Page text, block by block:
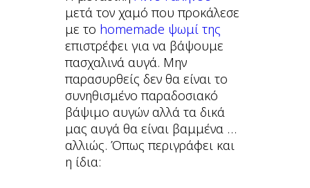
μετά τον χαμό που προκάλεσε
με το homemade ψωμί της
επιστρέφει για να βάψουμε
πασχαλινά αυγά. Μην
παρασυρθείς δεν θα είναι το
συνηθισμένο παραδοσιακό
βάψιμο αυγών αλλά τα δικά
μας αυγά θα είναι βαμμένα …
αλλιώς. Όπως περιγράφει και
η ίδια: